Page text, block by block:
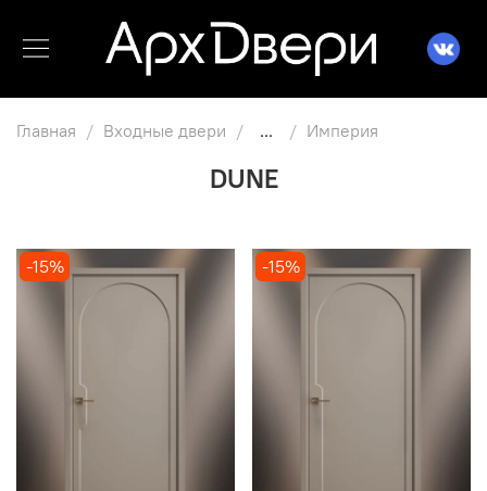
Главная Входные двери ... Империя
DUNE
-15% -15%